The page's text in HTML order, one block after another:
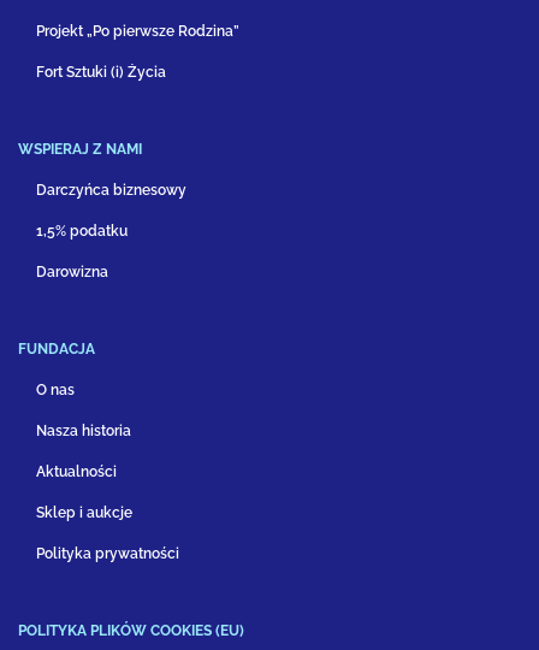
Projekt „Po pierwsze Rodzina”
Fort Sztuki (i) Życia
WSPIERAJ Z NAMI
Darczyńca biznesowy
1,5% podatku
Darowizna
FUNDACJA
O nas
Nasza historia
Aktualności
Sklep i aukcje
Polityka prywatności
POLITYKA PLIKÓW COOKIES (EU)